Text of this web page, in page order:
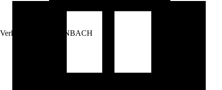
Verkauf durch: HORNBACH